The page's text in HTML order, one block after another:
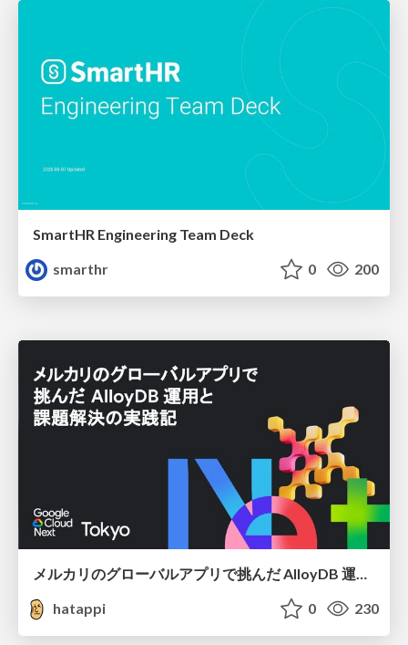
SmartHR Engineering Team Deck
smarthr
0 200
メルカリのグローバルアプリで挑んだ AlloyDB 運用と課題解決の実践記
hatappi
0 230